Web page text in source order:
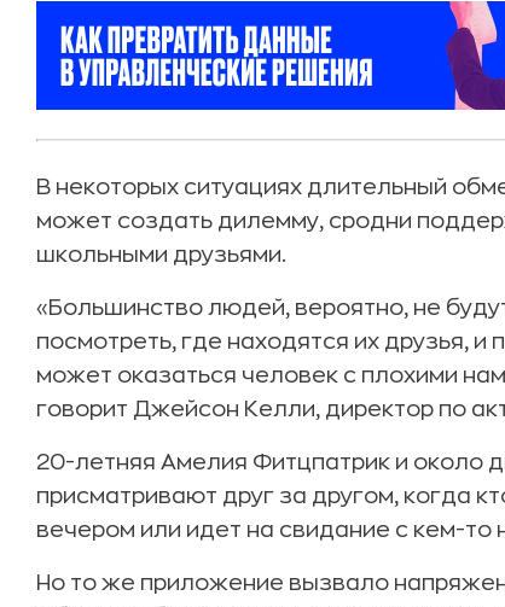
В некоторых ситуациях длительный
может создать дилемму, сродни
школьными друзьями.
«Большинство людей, вероятно, не
посмотреть, где находятся их друзья,
может оказаться человек с плохими
говорит Джейсон Келли, директор по
20-летняя Амелия Фитцпатрик и около
присматривают друг за другом, когда
вечером или идет на свидание с кем-то
Но то же приложение вызвало